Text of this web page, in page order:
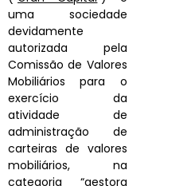
uma sociedade
devidamente
autorizada pela
Comissão de Valores
Mobiliários para o
exercício da
atividade de
administração de
carteiras de valores
mobiliários, na
categoria “gestora